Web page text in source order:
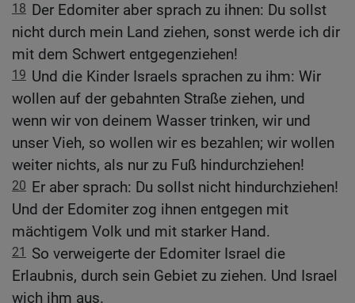
18 Der Edomiter aber sprach zu ihnen: Du sollst
nicht durch mein Land ziehen, sonst werde ich dir
mit dem Schwert entgegenziehen!
19 Und die Kinder Israels sprachen zu ihm: Wir
wollen auf der gebahnten Straße ziehen, und
wenn wir von deinem Wasser trinken, wir und
unser Vieh, so wollen wir es bezahlen; wir wollen
weiter nichts, als nur zu Fuß hindurchziehen!
20 Er aber sprach: Du sollst nicht hindurchziehen!
Und der Edomiter zog ihnen entgegen mit
mächtigem Volk und mit starker Hand.
21
So verweigerte der Edomiter Israel die
Erlaubnis, durch sein Gebiet zu ziehen. Und Israel
wich ihm aus.